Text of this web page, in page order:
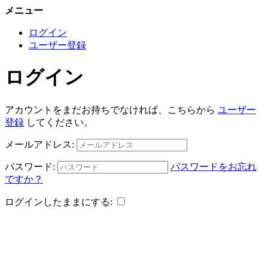
メニュー
ログイン
ユーザー登録
ログイン
アカウントをまだお持ちでなければ、こちらから ユーザー
登録 してください。
メールアドレス:
パスワード:
パスワードをお忘れ
ですか？
ログインしたままにする: